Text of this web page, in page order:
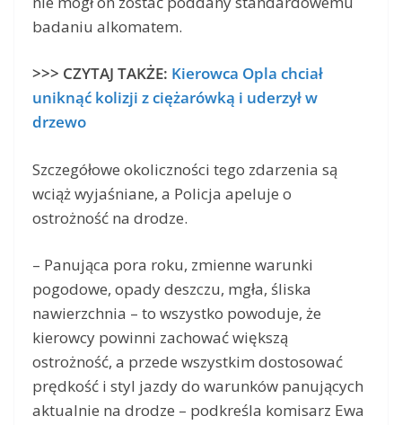
badaniu alkomatem.
>>> CZYTAJ TAKŻE: Kierowca Opla chciał
uniknąć kolizji z ciężarówką i uderzył w
drzewo
Szczegółowe okoliczności tego zdarzenia są
wciąż wyjaśniane, a Policja apeluje o
ostrożność na drodze.
– Panująca pora roku, zmienne warunki
pogodowe, opady deszczu, mgła, śliska
nawierzchnia – to wszystko powoduje, że
kierowcy powinni zachować większą
ostrożność, a przede wszystkim dostosować
prędkość i styl jazdy do warunków panujących
aktualnie na drodze – podkreśla komisarz Ewa